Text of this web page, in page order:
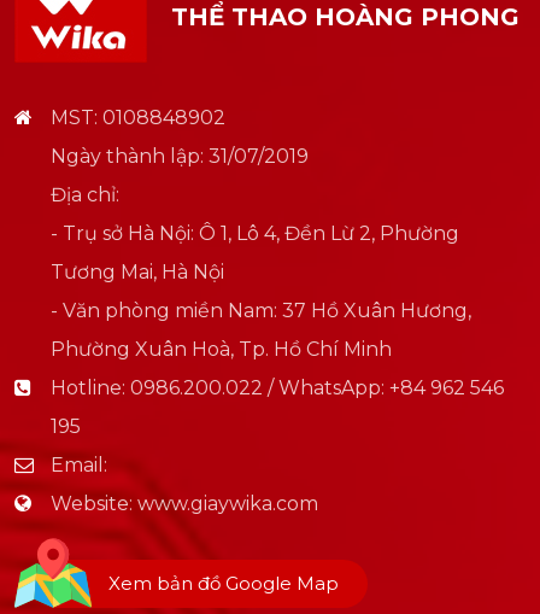
THỂ THAO HOÀNG PHONG
MST: 0108848902
Ngày thành lập: 31/07/2019
Địa chỉ:
- Trụ sở Hà Nội: Ô 1, Lô 4, Đền Lừ 2, Phường
Tương Mai, Hà Nội
- Văn phòng miền Nam: 37 Hồ Xuân Hương,
Phường Xuân Hoà, Tp. Hồ Chí Minh
Hotline: 0986.200.022 / WhatsApp: +84 962 546
195
Email:
Website: www.giaywika.com
Xem bản đồ Google Map